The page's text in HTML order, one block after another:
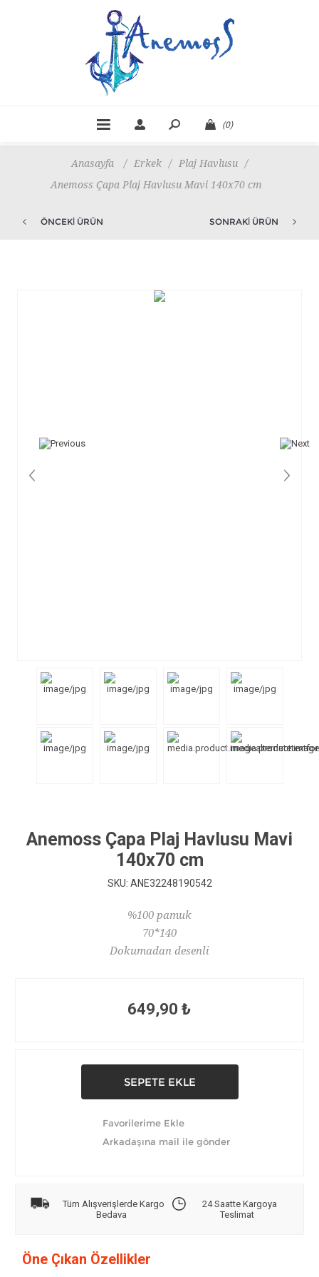
(0)
Anasayfa / Erkek / Plaj Havlusu
/
Anemoss Çapa Plaj Havlusu Mavi 140x70 cm
ÖNCEKI ÜRÜN SONRAKI ÜRÜN
Anemoss Çapa Plaj Havlusu Mavi
140x70 cm
SKU: ANE32248190542
%100 pamuk
70*140
Dokumadan desenli
649,90 ₺
Tüm Alışverişlerde Kargo
Bedava
24 Saatte Kargoya
Teslimat
Öne Çıkan Özellikler